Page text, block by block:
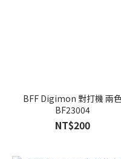
BFF Digimon 對打機 兩
BF23004
NT$200